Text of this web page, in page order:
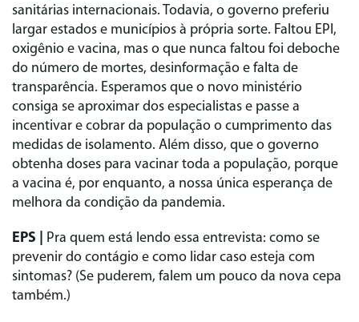
sanitárias internacionais. Todavia, o governo preferiu
largar estados e municípios à própria sorte. Faltou EPI,
oxigênio e vacina, mas o que nunca faltou foi deboche
do número de mortes, desinformação e falta de
transparência. Esperamos que o novo ministério
consiga se aproximar dos especialistas e passe a
incentivar e cobrar da população o cumprimento das
medidas de isolamento. Além disso, que o governo
obtenha doses para vacinar toda a população, porque
a vacina é, por enquanto, a nossa única esperança de
melhora da condição da pandemia.
EPS |
Pra quem está lendo essa entrevista: como se
prevenir do contágio e como lidar caso esteja com
sintomas? (Se puderem, falem um pouco da nova cepa
também.)